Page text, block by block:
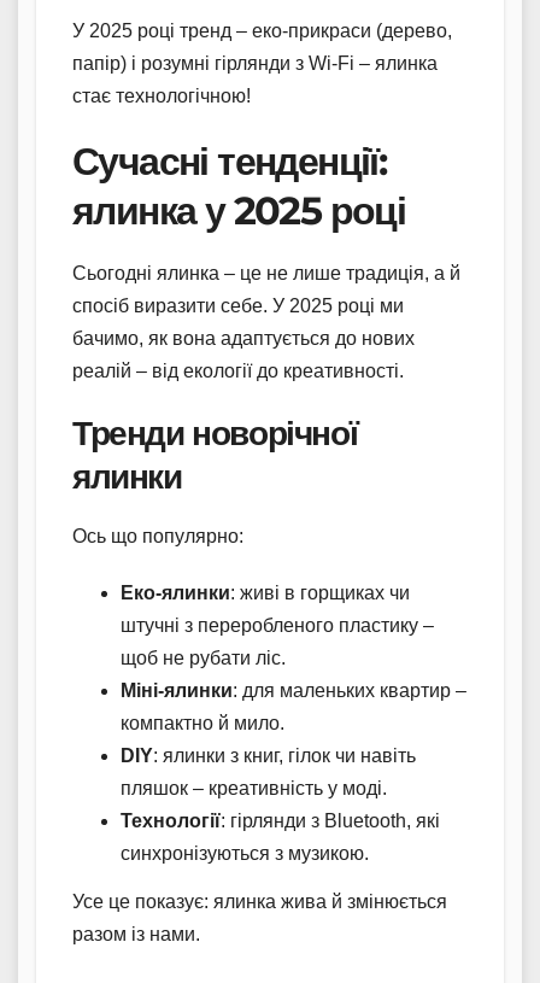
У 2025 році тренд – еко-прикраси (дерево,
папір) і розумні гірлянди з Wi-Fi – ялинка
стає технологічною!
Сучасні тенденції:
ялинка у 2025 році
Сьогодні ялинка – це не лише традиція, а й
спосіб виразити себе. У 2025 році ми
бачимо, як вона адаптується до нових
реалій – від екології до креативності.
Тренди новорічної
ялинки
Ось що популярно:
Еко-ялинки: живі в горщиках чи
штучні з переробленого пластику –
щоб не рубати ліс.
Міні-ялинки: для маленьких квартир –
компактно й мило.
DIY: ялинки з книг, гілок чи навіть
пляшок – креативність у моді.
Технології: гірлянди з Bluetooth, які
синхронізуються з музикою.
Усе це показує: ялинка жива й змінюється
разом із нами.